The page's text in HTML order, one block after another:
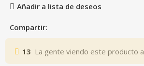
Añadir a lista de deseos
Compartir:
13 La gente viendo este producto